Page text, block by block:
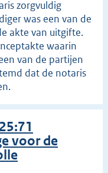
zorgvuldig
was een van de
akte van uitgifte.
waarin
van de partijen
dat de notaris
voor de